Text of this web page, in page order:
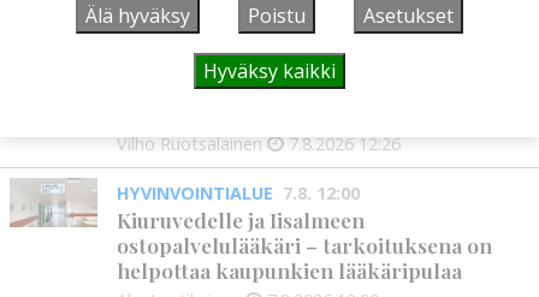
UUSIMMAT
MIELIPIDE 7.8. 12:26
Vilho Ruotsalainen 7.8.2026 12:26
HYVINVOINTIALUE 7.8. 12:00
Kiuruvedelle ja Iisalmeen
ostopalvelulääkäri – tarkoituksena on
helpottaa kaupunkien lääkäripulaa
Älä hyväksy Poistu Asetukset
Hyväksy kaikki